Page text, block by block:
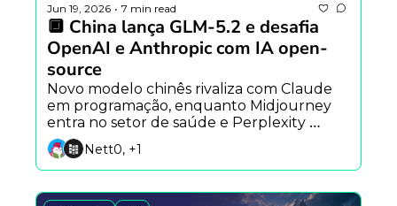
Jun 19, 2026 • 7 min read
🔲 China lança GLM-5.2 e desafia
OpenAI e Anthropic com IA open-
source
Novo modelo chinês rivaliza com Claude
em programação, enquanto Midjourney
entra no setor de saúde e Perplexity
aposta em agentes que aprendem com a
própria experiência.
Nett0, +1